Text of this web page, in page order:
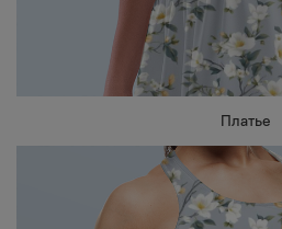
Платье